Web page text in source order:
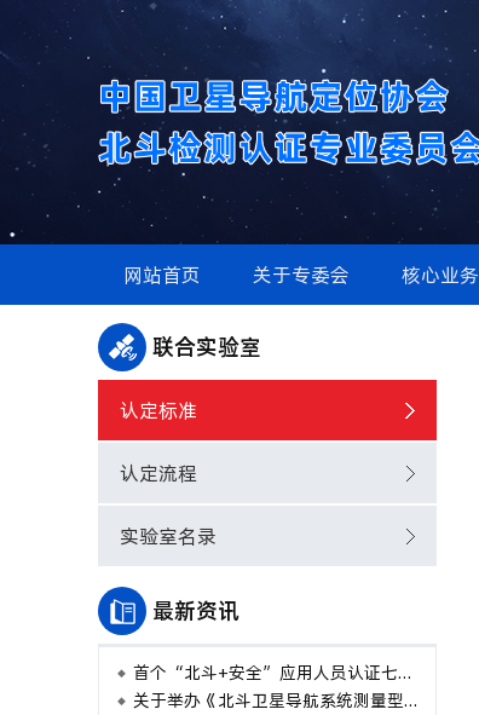
网站首页 关于专委会 核心业务
联合实验室
认定标准
认定流程
实验室名录
最新资讯
首个“北斗+安全”应用人员认证七月正式开班
关于举办《北斗卫星导航系统测量型接收机通用规范》等两项国家标准培训班的通知